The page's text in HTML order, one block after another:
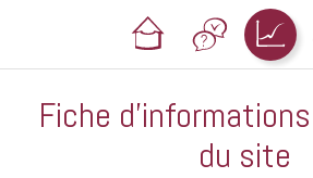
Fiche
du site